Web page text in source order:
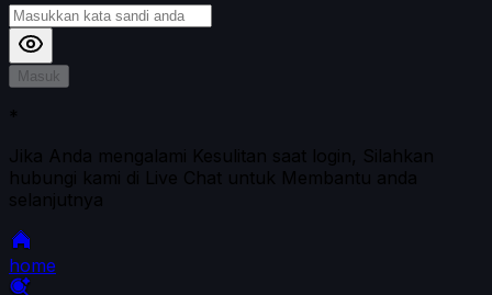
Masuk
*
Jika Anda mengalami Kesulitan saat login, Silahkan
hubungi kami di Live Chat untuk Membantu anda
selanjutnya
home